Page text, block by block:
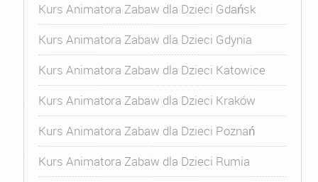
Kurs Animatora Zabaw dla Dzieci Gdańsk
Kurs Animatora Zabaw dla Dzieci Gdynia
Kurs Animatora Zabaw dla Dzieci Katowice
Kurs Animatora Zabaw dla Dzieci Kraków
Kurs Animatora Zabaw dla Dzieci Poznań
Kurs Animatora Zabaw dla Dzieci Rumia